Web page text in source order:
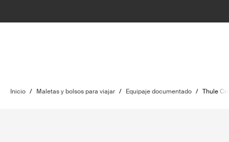
Inicio / Maletas y bolsos para viajar / Equipaje documentado / Thule